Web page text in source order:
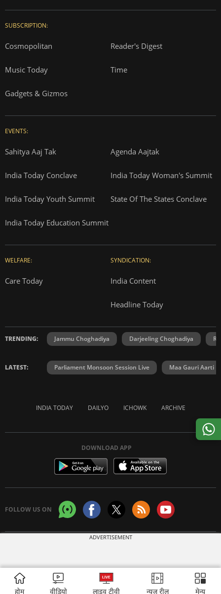
SUBSCRIPTION:
Cosmopolitan Reader's Digest
Music Today Time
Gadgets & Gizmos
EVENTS:
Sahitya Aaj Tak Agenda Aajtak
India Today Conclave India Today Woman's Summit
India Today Youth Summit State Of The States Conclave
India Today Education Summit
WELFARE:
Care Today
SYNDICATION:
India Content
Headline Today
TRENDING: Jammu Choghadiya Darjeeling Choghadiya
LATEST: Parliament Monsoon Session Live Maa Gauri Aarti
INDIA TODAY DAILYO ICHOWK ARCHIVE
DOWNLOAD APP
FOLLOW US ON
ADVERTISEMENT
होम वीडियो लाइव टीवी न्यूज़ रील मेन्यू